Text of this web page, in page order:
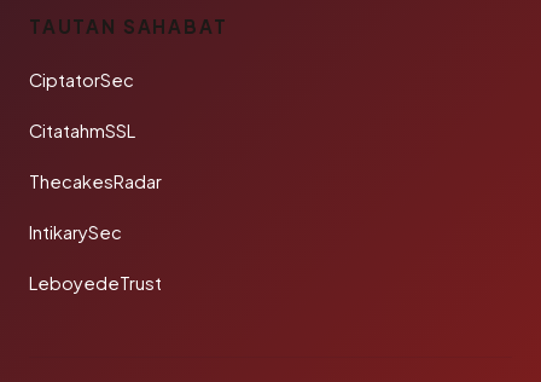
TAUTAN SAHABAT
CiptatorSec
CitatahmSSL
ThecakesRadar
IntikarySec
LeboyedeTrust